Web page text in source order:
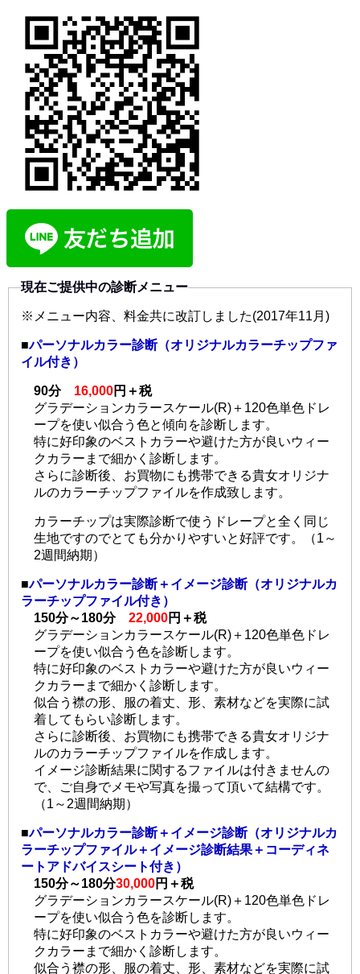
現在ご提供中の診断メニュー
※メニュー内容、料金共に改訂しました(2017年11月)
■パーソナルカラー診断（オリジナルカラーチップファ
イル付き）
90分 16,000円＋税
グラデーションカラースケール(R)＋120色単色ドレ
ープを使い似合う色と傾向を診断します。
特に好印象のベストカラーや避けた方が良いウィー
クカラーまで細かく診断します。
さらに診断後、お買物にも携帯できる貴女オリジナ
ルのカラーチップファイルを作成致します。
カラーチップは実際診断で使うドレープと全く同じ
生地ですのでとても分かりやすいと好評です。（1～
2週間納期）
■パーソナルカラー診断＋イメージ診断（オリジナルカ
ラーチップファイル付き）
150分～180分 22,000円＋税
グラデーションカラースケール(R)＋120色単色ドレ
ープを使い似合う色を診断します。
特に好印象のベストカラーや避けた方が良いウィー
クカラーまで細かく診断します。
似合う襟の形、服の着丈、形、素材などを実際に試
着してもらい診断します。
さらに診断後、お買物にも携帯できる貴女オリジナ
ルのカラーチップファイルを作成します。
イメージ診断結果に関するファイルは付きませんの
で、ご自身でメモや写真を撮って頂いて結構です。
（1～2週間納期）
■パーソナルカラー診断＋イメージ診断（オリジナルカ
ラーチップファイル＋イメージ診断結果＋コーディネ
ートアドバイスシート付き）
150分～180分30,000円＋税
グラデーションカラースケール(R)＋120色単色ドレ
ープを使い似合う色を診断します。
特に好印象のベストカラーや避けた方が良いウィー
クカラーまで細かく診断します。
似合う襟の形、服の着丈、形、素材などを実際に試